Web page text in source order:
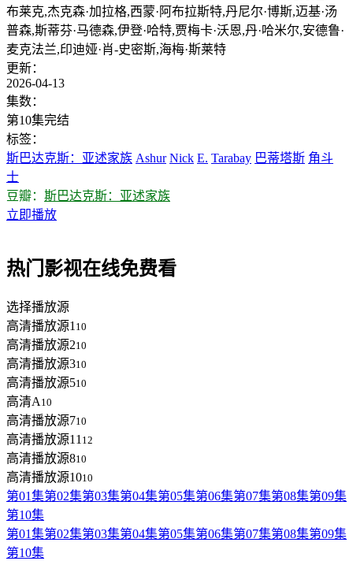
布莱克,杰克森·加拉格,西蒙·阿布拉斯特,丹尼尔·博斯,迈基·汤
普森,斯蒂芬·马德森,伊登·哈特,贾梅卡·沃恩,丹·哈米尔,安德鲁·
麦克法兰,印迪娅·肖-史密斯,海梅·斯莱特
更新：
2026-04-13
集数：
第10集完结
标签：
斯巴达克斯：亚述家族 Ashur Nick E. Tarabay 巴蒂塔斯 角斗
士
豆瓣： 斯巴达克斯：亚述家族
立即播放
热门影视在线免费看
选择播放源
高清播放源1 10
高清播放源210
高清播放源310
高清播放源510
高清A 10
高清播放源710
高清播放源11 12
高清播放源810
高清播放源1010
第01集第02集第03集第04集第05集第06集第07集第08集第09集
第10集
第01集第02集第03集第04集第05集第06集第07集第08集第09集
第10集